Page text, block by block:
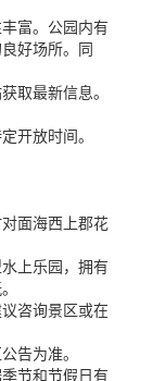
富。公园内有
好场所。同
取最新信息。
开放时间。
面海西上郡花
上乐园，拥有
咨询景区或在
告为准。
节和节假日有